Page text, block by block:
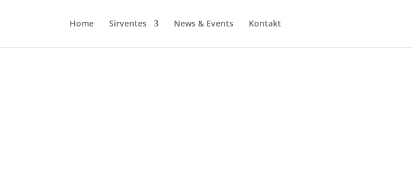
Home Sirventes News & Events Kontakt